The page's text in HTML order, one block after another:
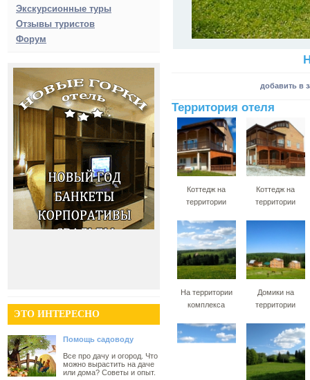
Экскурсионные туры
Отзывы туристов
Форум
ЭТО ИНТЕРЕСНО
Помощь садоводу
Все про дачу и огород. Что
можно вырастить на даче
или дома? Советы и опыт.
добавить в
Территория отеля
Коттедж на
территории
Коттедж на
территории
На территории
комплекса
Домики на
территории